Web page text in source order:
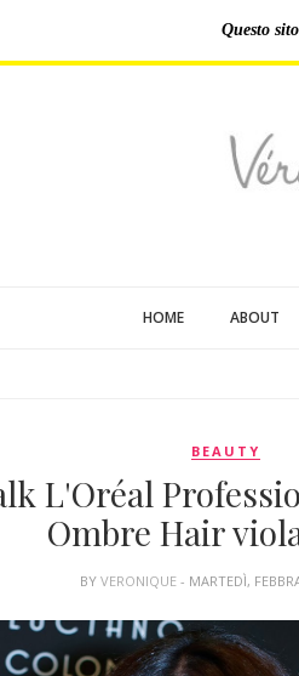
Questo
HOME ABOUT
BEAUTY
L'Oréal
Ombre Hair
BY VERONIQUE - MARTEDÌ,